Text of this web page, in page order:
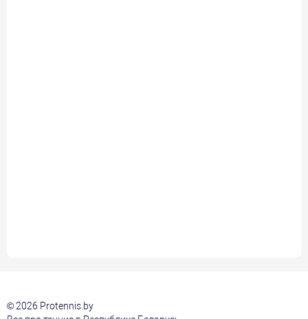
© 2026 Protennis.by